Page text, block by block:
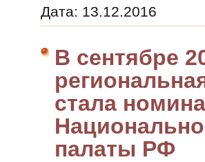
Дата: 13.12.2016
В сентябре
стала
палаты РФ